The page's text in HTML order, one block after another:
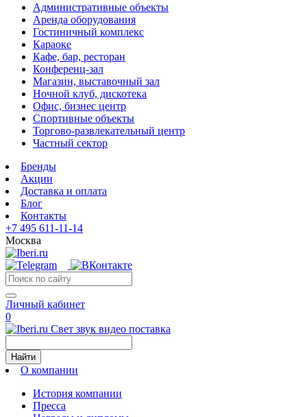
Административные объекты
Аренда оборудования
Гостиничный комплекс
Караоке
Кафе, бар, ресторан
Конференц-зал
Магазин, выставочный зал
Ночной клуб, дискотека
Офис, бизнес центр
Спортивные объекты
Торгово-развлекательный центр
Частный сектор
Бренды
Акции
Доставка и оплата
Блог
Контакты
+7 495 611-11-14
Москва
Личный кабинет
0
Свет звук видео поставка
Найти
О компании
История компании
Пресса